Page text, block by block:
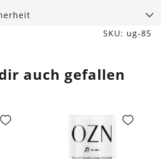
SKU: ug-85
auch gefallen